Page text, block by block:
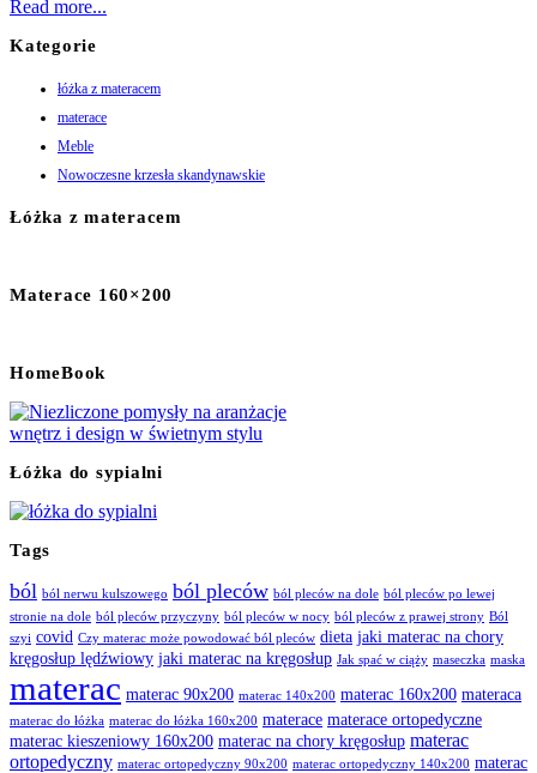
Read more...
Kategorie
łóżka z materacem
materace
Meble
Nowoczesne krzesła skandynawskie
Łóżka z materacem
Materace 160×200
HomeBook
Łóżka do sypialni
Tags
ból ból nerwu kulszowego ból pleców ból pleców na dole ból pleców po lewej
stronie na dole ból pleców przyczyny ból pleców w nocy ból pleców z prawej strony Ból
szyi covid Czy materac może powodować ból pleców dieta jaki materac na chory
kręgosłup lędźwiowy jaki materac na kręgosłup Jak spać w ciąży maseczka maska
materac materac 90x200 materac 140x200 materac 160x200 materaca
materac do łóżka materac do łóżka 160x200 materace materace ortopedyczne
materac kieszeniowy 160x200 materac na chory kręgosłup materac
ortopedyczny materac ortopedyczny 90x200 materac ortopedyczny 140x200 materac